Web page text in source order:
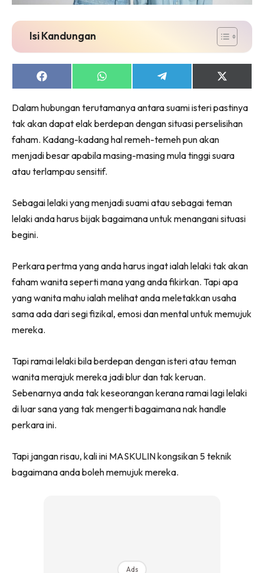
Isi Kandungan
Share
on
Share
on
Share
on
Share
on
(Twitter)
Dalam hubungan terutamanya antara suami isteri pastinya
tak akan dapat elak berdepan dengan situasi perselisihan
faham. Kadang-kadang hal remeh-temeh pun akan
menjadi besar apabila masing-masing mula tinggi suara
atau terlampau sensitif.
Sebagai lelaki yang menjadi suami atau sebagai teman
lelaki anda harus bijak bagaimana untuk menangani situasi
begini.
Perkara pertma yang anda harus ingat ialah lelaki tak akan
faham wanita seperti mana yang anda fikirkan. Tapi apa
yang wanita mahu ialah melihat anda meletakkan usaha
sama ada dari segi fizikal, emosi dan mental untuk memujuk
mereka.
Tapi ramai lelaki bila berdepan dengan isteri atau teman
wanita merajuk mereka jadi blur dan tak keruan.
Sebenarnya anda tak keseorangan kerana ramai lagi lelaki
di luar sana yang tak mengerti bagaimana nak handle
perkara ini.
Tapi jangan risau, kali ini MASKULIN kongsikan 5 teknik
bagaimana anda boleh memujuk mereka.
Ads